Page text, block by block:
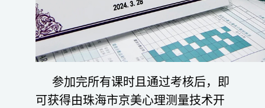
参加完所有课时且通过考核后，即
可获得由珠海市京美心理测量技术开